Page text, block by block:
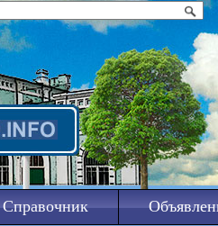
Справочник